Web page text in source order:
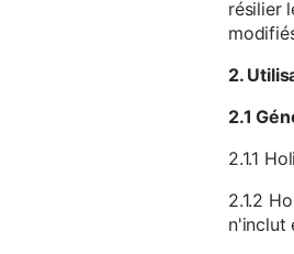
résilier
2.
2.1
2.1.1
2.1.2
n'inclut